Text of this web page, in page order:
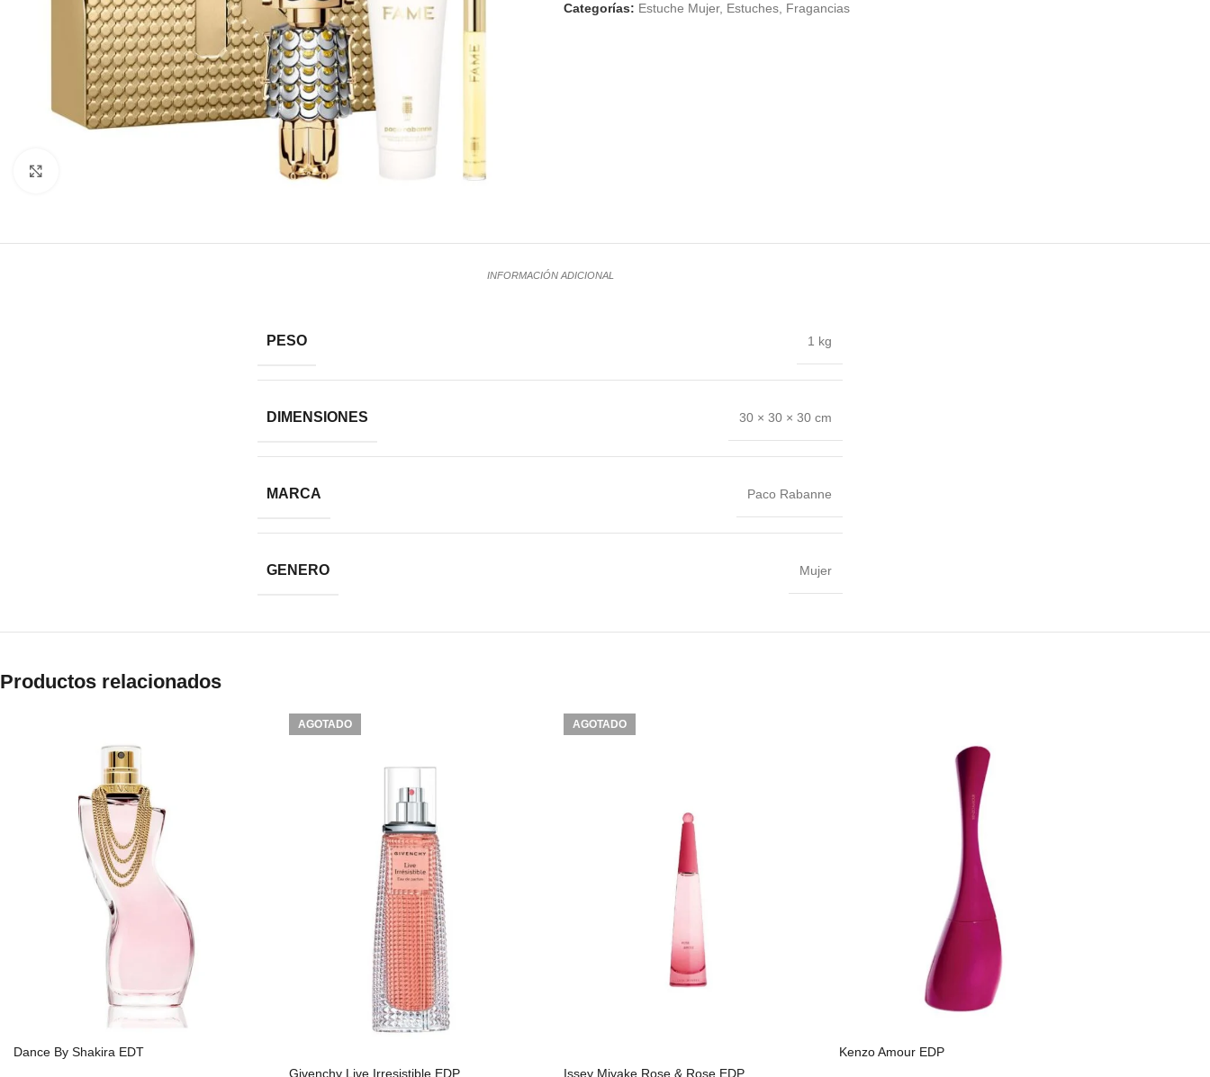
Categorías: Estuche Mujer, Estuches, Fragancias
INFORMACIÓN ADICIONAL
PESO 1 kg
DIMENSIONES 30 × 30 × 30 cm
MARCA Paco Rabanne
GENERO Mujer
Productos relacionados
Dance By Shakira EDT
AGOTADO
Givenchy Live Irresistible EDP
AGOTADO
Issey Miyake Rose & Rose EDP
Kenzo Amour EDP